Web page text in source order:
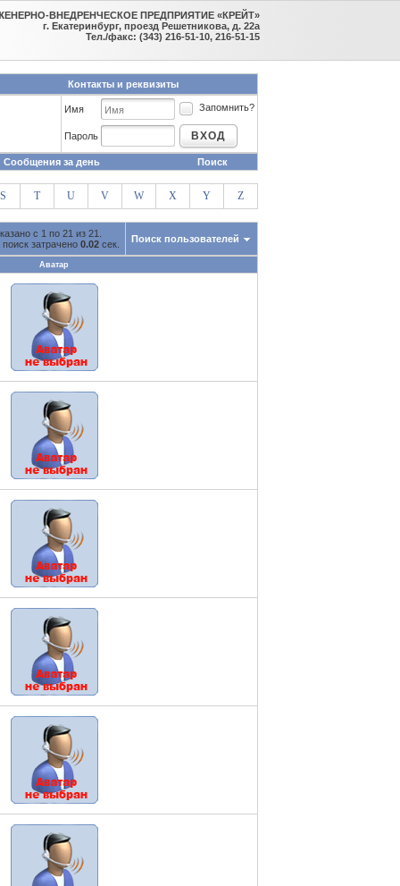
ВНЕДРЕНЧЕСКОЕ ПРЕДПРИЯТИЕ «КРЕЙТ»
г. Екатеринбург, проезд Решетникова, д. 22а
Тел./факс: (343) 216-51-10, 216-51-15
Контакты и реквизиты
Имя Запомнить?
Пароль ВХОД
Сообщения за день Поиск
S T U V W X Y Z
с 1 по 21 из 21.
затрачено 0.02сек. Поиск пользователей
Аватар